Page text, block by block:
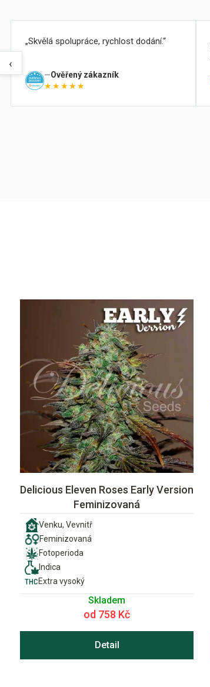
‹
Skvělá spolupráce, rychlost dodání.
Ověřený zákazník
★★★★★
Delicious Eleven Roses Early Version
Feminizovaná
Venku, Vevnitř
Feminizovaná
Fotoperioda
Indica
Extra vysoký
Skladem
od 758 Kč
Detail